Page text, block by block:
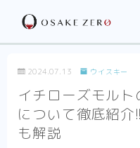
2024.07.13 ウイスキー
イチローズモル
について徹底紹
も解説